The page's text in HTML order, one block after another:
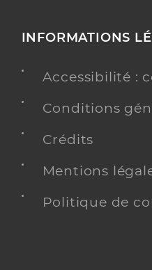
INFORMATIONS
Accessibilité :
Conditions
Crédits
Mentions
Politique de